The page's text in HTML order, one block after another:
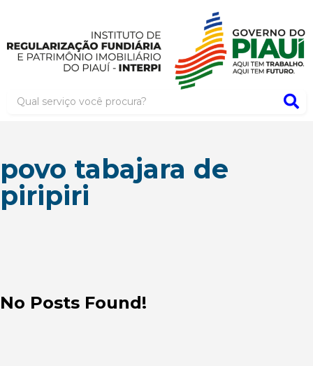
povo tabajara de
piripiri
No Posts Found!